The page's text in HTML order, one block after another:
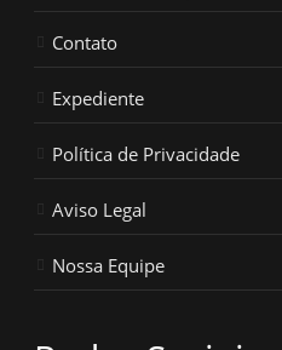
Contato
Expediente
Política de Privacidade
Aviso Legal
Nossa Equipe